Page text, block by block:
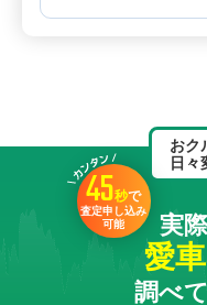
おク
日々
45秒で
査定申し込み
可能
実
愛車
調べ